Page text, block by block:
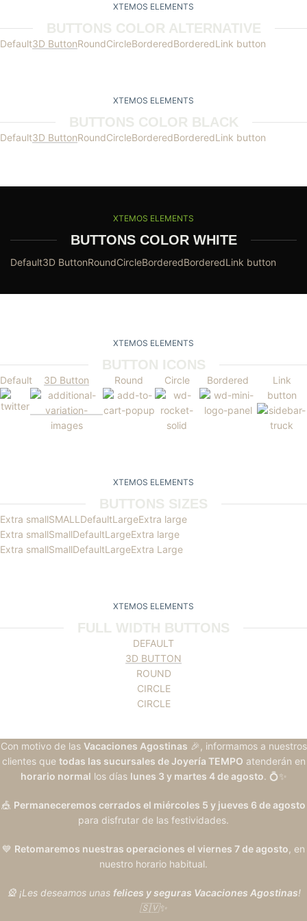
XTEMOS ELEMENTS
BUTTONS COLOR ALTERNATIVE
Default3D ButtonRoundCircleBorderedBorderedLink button
XTEMOS ELEMENTS
BUTTONS COLOR BLACK
Default3D ButtonRoundCircleBorderedBorderedLink button
XTEMOS ELEMENTS
BUTTONS COLOR WHITE
Default3D ButtonRoundCircleBorderedBorderedLink button
XTEMOS ELEMENTS
BUTTON ICONS
Default 3D Button Round Circle Bordered
Link
button
XTEMOS ELEMENTS
BUTTONS SIZES
Extra smallSMALL DefaultLargeExtra large
Extra smallSmallDefaultLargeExtra large
Extra smallSmallDefaultLargeExtra Large
XTEMOS ELEMENTS
FULL WIDTH BUTTONS
DEFAULT
3D BUTTON
ROUND
CIRCLE
CIRCLE
Con motivo de las Vacaciones Agostinas 🎉, informamos a nuestros
clientes que todas las sucursales de Joyería TEMPO atenderán en
horario normal los días lunes 3 y martes 4 de agosto. 💍✨
🎪 Permaneceremos cerrados el miércoles 5 y jueves 6 de agosto
para disfrutar de las festividades.
💙 Retomaremos nuestras operaciones el viernes 7 de agosto, en
nuestro horario habitual.
🎡 ¡Les deseamos unas felices y seguras Vacaciones Agostinas!
🇸🇻✨